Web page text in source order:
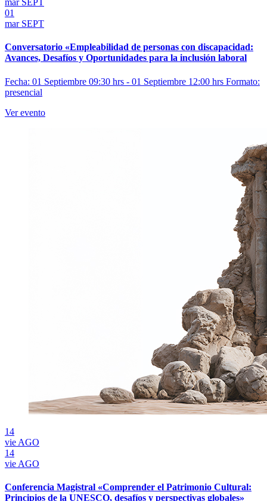
mar SEPT
01
mar SEPT
Conversatorio «Empleabilidad de personas con discapacidad:
Avances, Desafíos y Oportunidades para la inclusión laboral
Fecha: 01 Septiembre 09:30 hrs - 01 Septiembre 12:00 hrs Formato:
presencial
Ver evento
14
vie AGO
14
vie AGO
Conferencia Magistral «Comprender el Patrimonio Cultural:
Principios de la UNESCO, desafíos y perspectivas globales»